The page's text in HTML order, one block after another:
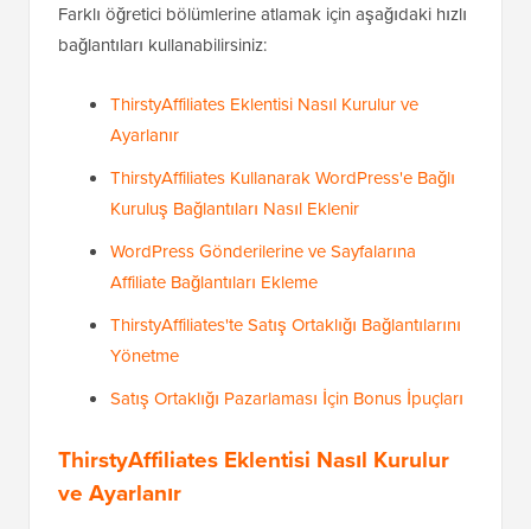
Farklı öğretici bölümlerine atlamak için aşağıdaki hızlı
bağlantıları kullanabilirsiniz:
ThirstyAffiliates Eklentisi Nasıl Kurulur ve
Ayarlanır
ThirstyAffiliates Kullanarak WordPress'e Bağlı
Kuruluş Bağlantıları Nasıl Eklenir
WordPress Gönderilerine ve Sayfalarına
Affiliate Bağlantıları Ekleme
ThirstyAffiliates'te Satış Ortaklığı Bağlantılarını
Yönetme
Satış Ortaklığı Pazarlaması İçin Bonus İpuçları
ThirstyAffiliates Eklentisi Nasıl Kurulur
ve Ayarlanır